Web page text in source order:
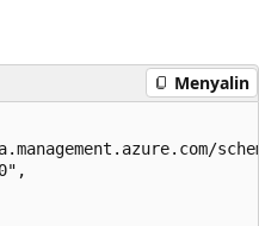
Menyalin